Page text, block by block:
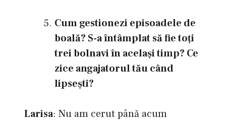
Cum gestionezi episoadele de
boală? S-a întâmplat să fie toţi
trei bolnavi în acelaşi timp? Ce
zice angajatorul tău când
lipseşti?
Larisa: Nu am cerut până acum